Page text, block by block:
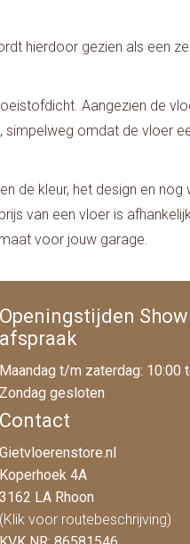
hierdoor gezien als een
Aangezien de
simpelweg omdat de vloer
de kleur, het design en
van een vloer is
voor jouw garage.
Openingstijden
afspraak
Maandag t/m zaterdag: 10:00
Zondag gesloten
Contact
Gietvloerenstore.nl
Koperhoek 4A
3162 LA Rhoon
(Klik voor routebeschrijving)